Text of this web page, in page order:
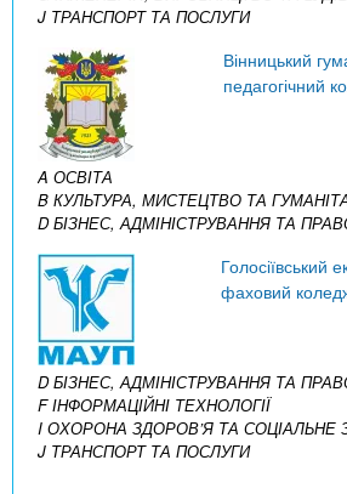
J ТРАНСПОРТ ТА ПОСЛУГИ
Вінницький
педагогічний
A ОСВІТА
B КУЛЬТУРА, МИСТЕЦТВО ТА
D БІЗНЕС, АДМІНІСТРУВАННЯ ТА
Голосіївський
фаховий
D БІЗНЕС, АДМІНІСТРУВАННЯ ТА
F ІНФОРМАЦІЙНІ ТЕХНОЛОГІЇ
I ОХОРОНА ЗДОРОВ’Я ТА СОЦІАЛЬНЕ
J ТРАНСПОРТ ТА ПОСЛУГИ